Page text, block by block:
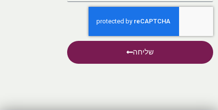
שליחה